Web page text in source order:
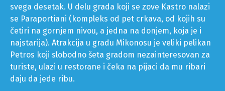
prozorima u plavoj i crvenoj boji, a ulice su poplocane i
uske. Jedno od najvažnijih obeležja grada su vetrenjače
koje stoje u nizu, okrenute moru, a sačuvano ih je
svega desetak. U delu grada koji se zove Kastro nalazi
se Paraportiani (kompleks od pet crkava, od kojih su
četiri na gornjem nivou, a jedna na donjem, koja je i
najstarija). Atrakcija u gradu Mikonosu je veliki pelikan